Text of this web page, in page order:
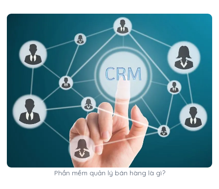
Phần mềm quản lý bán hàng là gì?